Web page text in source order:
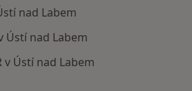
nad Labem
Ústí nad Labem
Ústí nad Labem